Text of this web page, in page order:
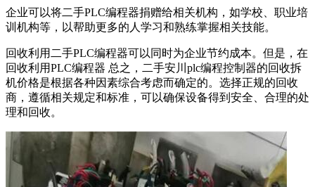
企业可以将二手PLC编程器捐赠给相关机构，如学校、职业培
训机构等，以帮助更多的人学习和熟练掌握相关技能。
回收利用二手PLC编程器可以同时为企业节约成本。但是，在
回收利用PLC编程器 总之，二手安川plc编程控制器的回收拆
机价格是根据各种因素综合考虑而确定的。选择正规的回收
商，遵循相关规定和标准，可以确保设备得到安全、合理的处
理和回收。